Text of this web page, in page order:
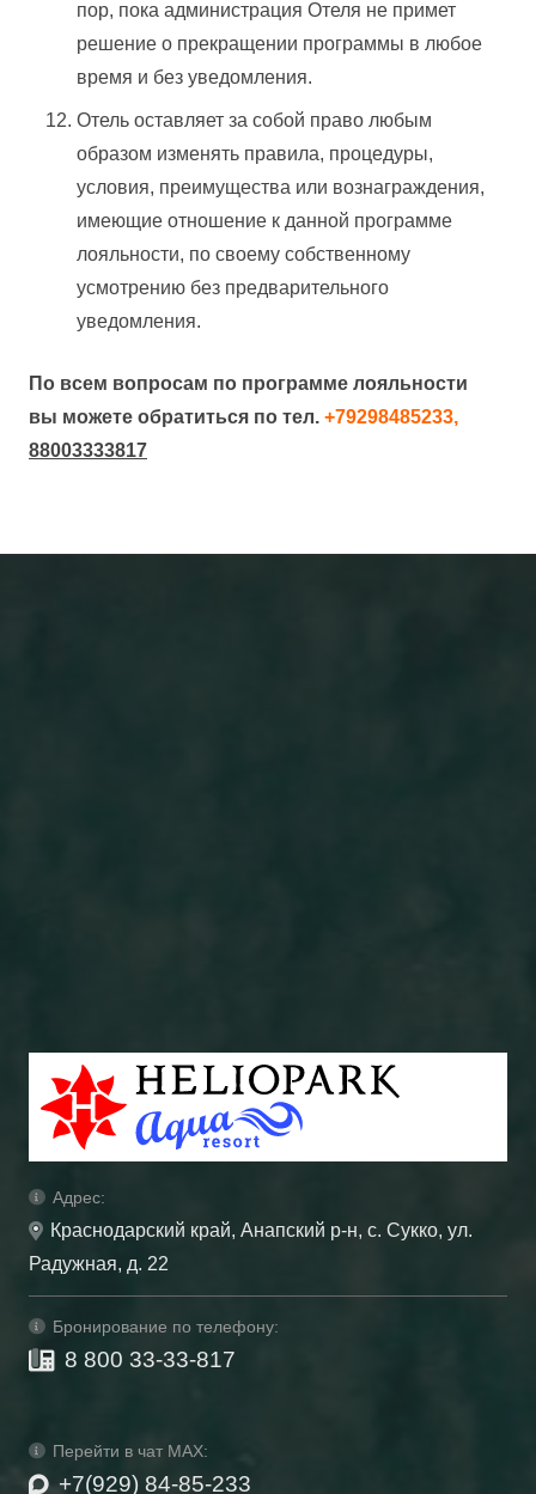
пор, пока администрация Отеля не примет
решение о прекращении программы в любое
время и без уведомления.
Отель оставляет за собой право любым
образом изменять правила, процедуры,
условия, преимущества или вознаграждения,
имеющие отношение к данной программе
лояльности, по своему собственному
усмотрению без предварительного
уведомления.
По всем вопросам по программе лояльности
вы можете обратиться по тел. +79298485233,
88003333817
Адрес:
Краснодарский край, Анапский р-н, с. Сукко, ул.
Радужная, д. 22
Бронирование по телефону:
8 800 33-33-817
Перейти в чат MAX:
+7(929) 84-85-233